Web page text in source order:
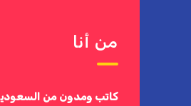
من أنا
كاتب ومدون من